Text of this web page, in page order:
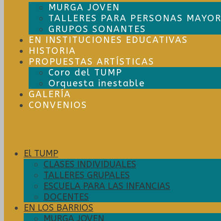
MURGA JOVEN
TALLERES PARA PERSONAS
GRUPOS SONANTES
EN INSTITUCIONES EDUCATIVAS
HISTORIA
PROPUESTAS ARTÍSTICAS
Coro del TUMP
Orquesta inestable
GALERÍA
CONVENIOS
El TUMP
CLASES INDIVIDUALES
TALLERES GRUPALES
ESCUELA PARA LAS INFANCIAS
DOCENTES
EN LOS BARRIOS
MURGA JOVEN